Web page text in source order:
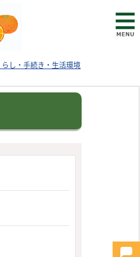
らし・手続き・生活環境